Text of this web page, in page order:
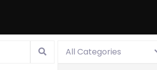
Search
for:
All Categories